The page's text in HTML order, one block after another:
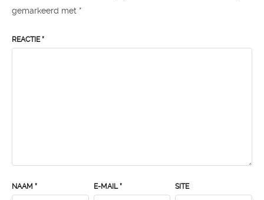
gemarkeerd met *
REACTIE*
NAAM * E-MAIL* SITE